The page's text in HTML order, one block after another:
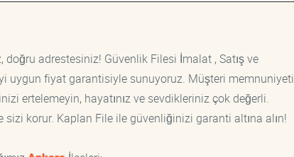
doğru adrestesiniz! Güvenlik Filesi İmalat , Satış ve
uygun fiyat garantisiyle sunuyoruz. Müşteri memnuniyeti
ertelemeyin, hayatınız ve sevdikleriniz çok değerli.
korur. Kaplan File ile güvenliğinizi garanti altına alın!